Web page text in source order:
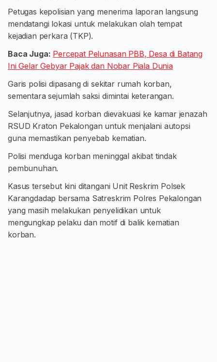
Petugas kepolisian yang menerima laporan langsung
mendatangi lokasi untuk melakukan olah tempat
kejadian perkara (TKP).
Baca Juga: Percepat Pelunasan PBB, Desa di Batang
Ini Gelar Gebyar Pajak dan Nobar Piala Dunia
Garis polisi dipasang di sekitar rumah korban,
sementara sejumlah saksi dimintai keterangan.
Selanjutnya, jasad korban dievakuasi ke kamar jenazah
RSUD Kraton Pekalongan untuk menjalani autopsi
guna memastikan penyebab kematian.
Polisi menduga korban meninggal akibat tindak
pembunuhan.
Kasus tersebut kini ditangani Unit Reskrim Polsek
Karangdadap bersama Satreskrim Polres Pekalongan
yang masih melakukan penyelidikan untuk
mengungkap pelaku dan motif di balik kematian
korban.